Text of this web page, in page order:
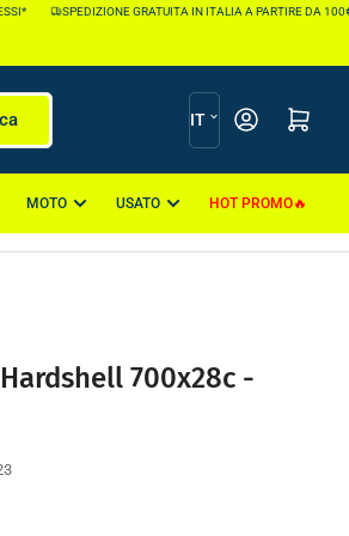
SPEDIZIONE GRATUITA IN ITALIA A PARTIRE DA 100€ *
L
i
n
u
IT Apri il mini
MOTO USATO HOT PROMO
700x28c -